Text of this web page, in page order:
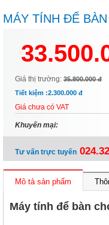
MÁY TÍNH ĐỂ
8700/2X8G/
Giá thị trường: 35.800.000 đ
Tiết kiệm :2.300.000 đ
Giá chưa có VAT
Khuyến mại:
Tư vấn trực tuyến
Mô tả sản phẩm
Máy tính để bàn